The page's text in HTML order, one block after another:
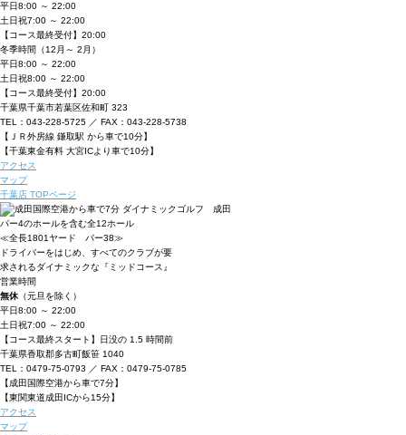
平日8:00 ～ 22:00
土日祝7:00 ～ 22:00
【コース最終受付】20:00
冬季時間 （12月～ 2月）
平日8:00 ～ 22:00
土日祝8:00 ～ 22:00
【コース最終受付】20:00
千葉県千葉市若葉区佐和町 323
TEL：043-228-5725 ／ FAX：043-228-5738
【ＪＲ外房線 鎌取駅 から車で10分】
【千葉東金有料 大宮ICより車で10分】
アクセス
マップ
千葉店 TOPページ
パー4のホールを含む全12ホール
≪全長1801ヤード パー38≫
ドライバーをはじめ、すべてのクラブが要
求されるダイナミックな 『ミッドコース』
営業時間
無休 （元旦を除く）
平日8:00 ～ 22:00
土日祝7:00 ～ 22:00
【コース最終スタート】日没の 1.5 時間前
千葉県香取郡多古町飯笹 1040
TEL：0479-75-0793 ／ FAX：0479-75-0785
【成田国際空港から車で7分】
【東関東道成田ICから15分】
アクセス
マップ